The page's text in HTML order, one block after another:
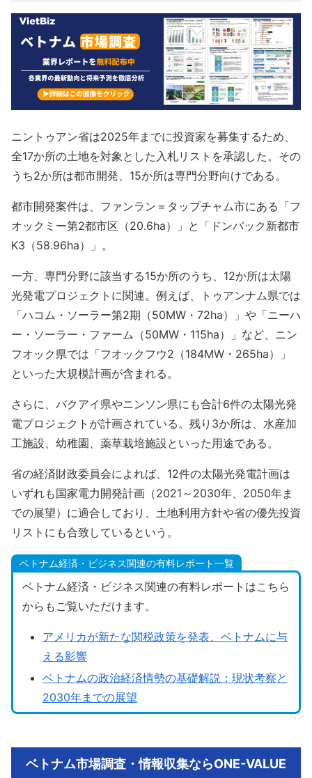
ニントゥアン省は2025年までに投資家を募集するため、
全17か所の土地を対象とした入札リストを承認した。その
うち2か所は都市開発、15か所は専門分野向けである。
都市開発案件は、ファンラン＝タップチャム市にある「フ
オックミー第2都市区（20.6ha）」と「ドンバック新都市
K3（58.96ha）」。
一方、専門分野に該当する15か所のうち、12か所は太陽
光発電プロジェクトに関連。例えば、トゥアンナム県では
「ハコム・ソーラー第2期（50MW・72ha）」や「ニーハ
ー・ソーラー・ファーム（50MW・115ha）」など、ニン
フオック県では「フオックフウ2（184MW・265ha）」
といった大規模計画が含まれる。
さらに、バクアイ県やニンソン県にも合計6件の太陽光発
電プロジェクトが計画されている。残り3か所は、水産加
工施設、幼稚園、薬草栽培施設といった用途である。
省の経済財政委員会によれば、12件の太陽光発電計画は
いずれも国家電力開発計画（2021～2030年、2050年ま
での展望）に適合しており、土地利用方針や省の優先投資
リストにも合致しているという。
ベトナム経済・ビジネス関連の有料レポート一覧
ベトナム経済・ビジネス関連の有料レポートはこちら
からもご覧いただけます。
アメリカが新たな関税政策を発表、ベトナムに与
える影響
ベトナムの政治経済情勢の基礎解説：現状考察と
2030年までの展望
ベトナム市場調査・情報収集ならONE-VALUE